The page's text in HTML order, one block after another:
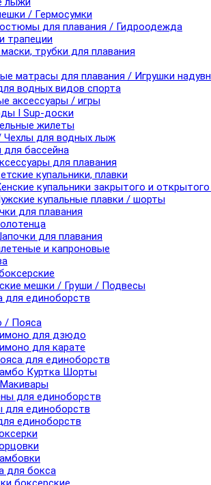
/ Гермосумки
для плавания / Гидроодежда
трапеции
трубки для плавания
матрасы для плавания / Игрушки
водных видов спорта
аксессуары / игры
I Sup-доски
жилеты
Чехлы для водных лыж
для бассейна
для плавания
купальники, плавки
купальники закрытого и
купальные плавки / шорты
для плавания
для плавания
и капроновые
мешки / Груши / Подвесы
для единоборств
/ Пояса
для дзюдо
для карате
для единоборств
Куртка Шорты
для единоборств
для единоборств
единоборств
для бокса